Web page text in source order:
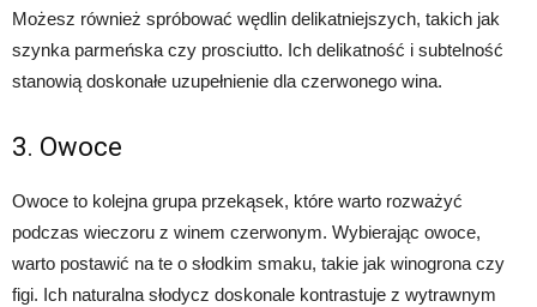
Możesz również spróbować wędlin delikatniejszych, takich jak
szynka parmeńska czy prosciutto. Ich delikatność i subtelność
stanowią doskonałe uzupełnienie dla czerwonego wina.
3. Owoce
Owoce to kolejna grupa przekąsek, które warto rozważyć
podczas wieczoru z winem czerwonym. Wybierając owoce,
warto postawić na te o słodkim smaku, takie jak winogrona czy
figi. Ich naturalna słodycz doskonale kontrastuje z wytrawnym